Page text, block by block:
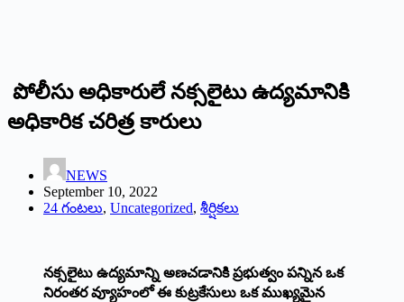
పోలీసు అధికారులే నక్సలైటు ఉద్యమానికి
అధికారిక చరిత్ర కారులు
NEWS
September 10, 2022
24 గంటలు, Uncategorized, శీర్షికలు
నక్సలైటు ఉద్యమాన్ని అణచడానికి ప్రభుత్వం పన్నిన ఒక
నిరంతర వ్యూహంలో ఈ కుట్రకేసులు ఒక ముఖ్యమైన